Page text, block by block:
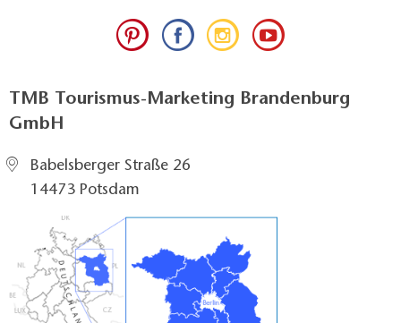
TMB Tourismus-Marketing Brandenburg
GmbH
Babelsberger Straße 26
14473 Potsdam